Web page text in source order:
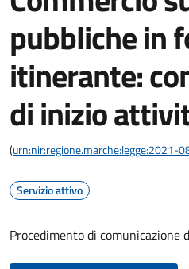
pubbliche in
itinerante:
di inizio
(urn:nir:regione.marche:legge:2021-
Servizio attivo
Procedimento di